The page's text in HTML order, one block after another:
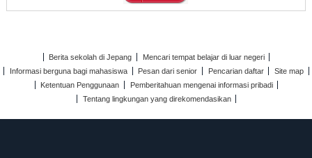
Berita sekolah di Jepang
Mencari tempat belajar di luar negeri
Informasi berguna bagi mahasiswa
Pesan dari senior Pencarian daftar
Site map
Ketentuan Penggunaan
Pemberitahuan mengenai informasi pribadi
Tentang lingkungan yang direkomendasikan